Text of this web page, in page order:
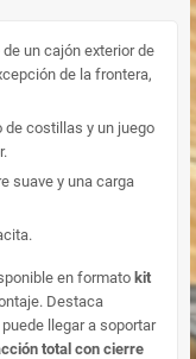
un cajón exterior de
de la frontera,
de costillas y un juego
suave y una carga
en formato kit
Destaca
llegar a soportar
total con cierre